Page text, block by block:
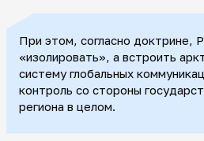
При этом, согласно доктрине,
«изолировать», а встроить
систему глобальных
контроль со стороны
региона в целом.